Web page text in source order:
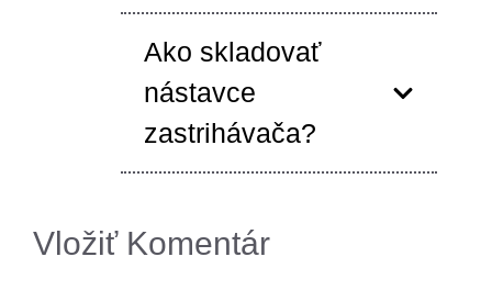
Ako skladovať
nástavce
zastrihávača?
Vložiť Komentár